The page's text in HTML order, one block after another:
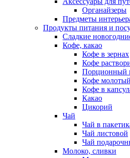
Органайзеры
Предметы
Продукты питания и
Сладкие
Кофе, какао
Кофе в зернах
Кофе
Порционный
Кофе молотый
Кофе в
Какао
Цикорий
Чай
Чай в
Чай листовой
Чай
Молоко, сливки